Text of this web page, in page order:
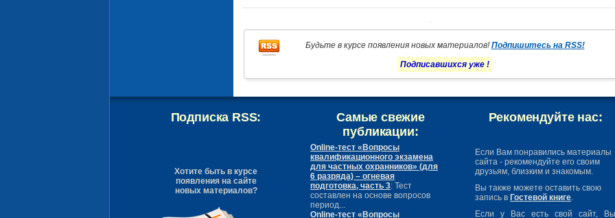
Будьте в курсе появления новых материалов!Подпишитесь на RSS!
Подписавшихся уже !
Подписка RSS:
Хотите быть в курсе
появления на сайте
новых материалов?
Самые свежие
публикации:
Online-тест «Вопросы
квалификационного экзамена
для частных охранников» (для
6 разряда) – огневая
подготовка, часть 3: Тест
составлен на основе вопросов
период...
Online-тест «Вопросы
Рекомендуйте нас:
Если Вам понравились материалы
сайта - рекомендуйте его своим
друзьям, близким и знакомым.
Вы также можете оставить свою
запись в Гостевой книге.
Если у Вас есть свой сайт, Вы